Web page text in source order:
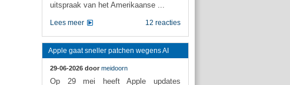
uitspraak van het Amerikaanse ...
12 reacties
Lees meer
Apple gaat sneller patchen wegens AI
29-06-2026 door meidoorn
Op 29 mei heeft Apple updates